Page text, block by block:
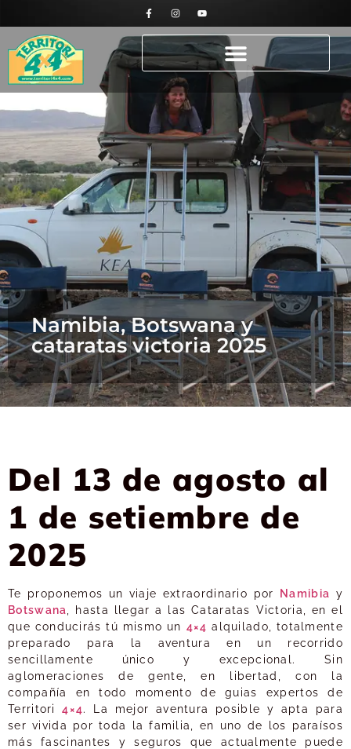
Namibia, Botswana y
cataratas victoria 2025
Del 13 de agosto al
1 de setiembre de
2025
Te proponemos un viaje extraordinario por Namibia y
Botswana , hasta llegar a las Cataratas Victoria, en el
que conducirás tú mismo un 4×4 alquilado, totalmente
preparado para la aventura en un recorrido
sencillamente único y excepcional. Sin
aglomeraciones de gente, en libertad, con la
compañía en todo momento de guias expertos de
Territori4×4. La mejor aventura posible y apta para
ser vivida por toda la familia, en uno de los paraísos
más fascinantes y seguros que actualmente puede